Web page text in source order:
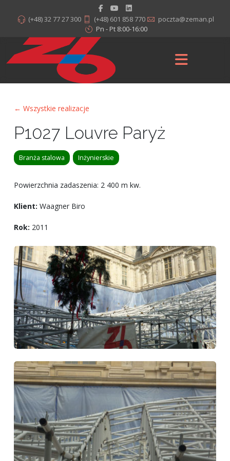
(+48) 32 77 27 300 (+48) 601 858 770
poczta@zeman.pl
Pn - Pt 8:00-16:00
← Wszystkie realizacje
P1027 Louvre Paryż
Branża stalowa Inżynierskie
Powierzchnia zadaszenia: 2 400 m kw.
Klient: Waagner Biro
Rok: 2011